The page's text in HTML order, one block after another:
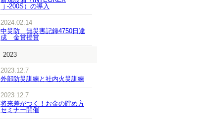
ｊ-200S）の導入
2024.02.14
中災防 無災害記録4750日達
成 金賞授賞
2023
2023.12.7
外部防災訓練と社内火災訓練
2023.12.7
将来差がつく！お金の貯め方
セミナー開催